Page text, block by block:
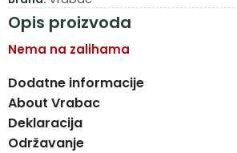
Opis proizvoda
Nema na zalihama
Dodatne informacije
About Vrabac
Deklaracija
Održavanje